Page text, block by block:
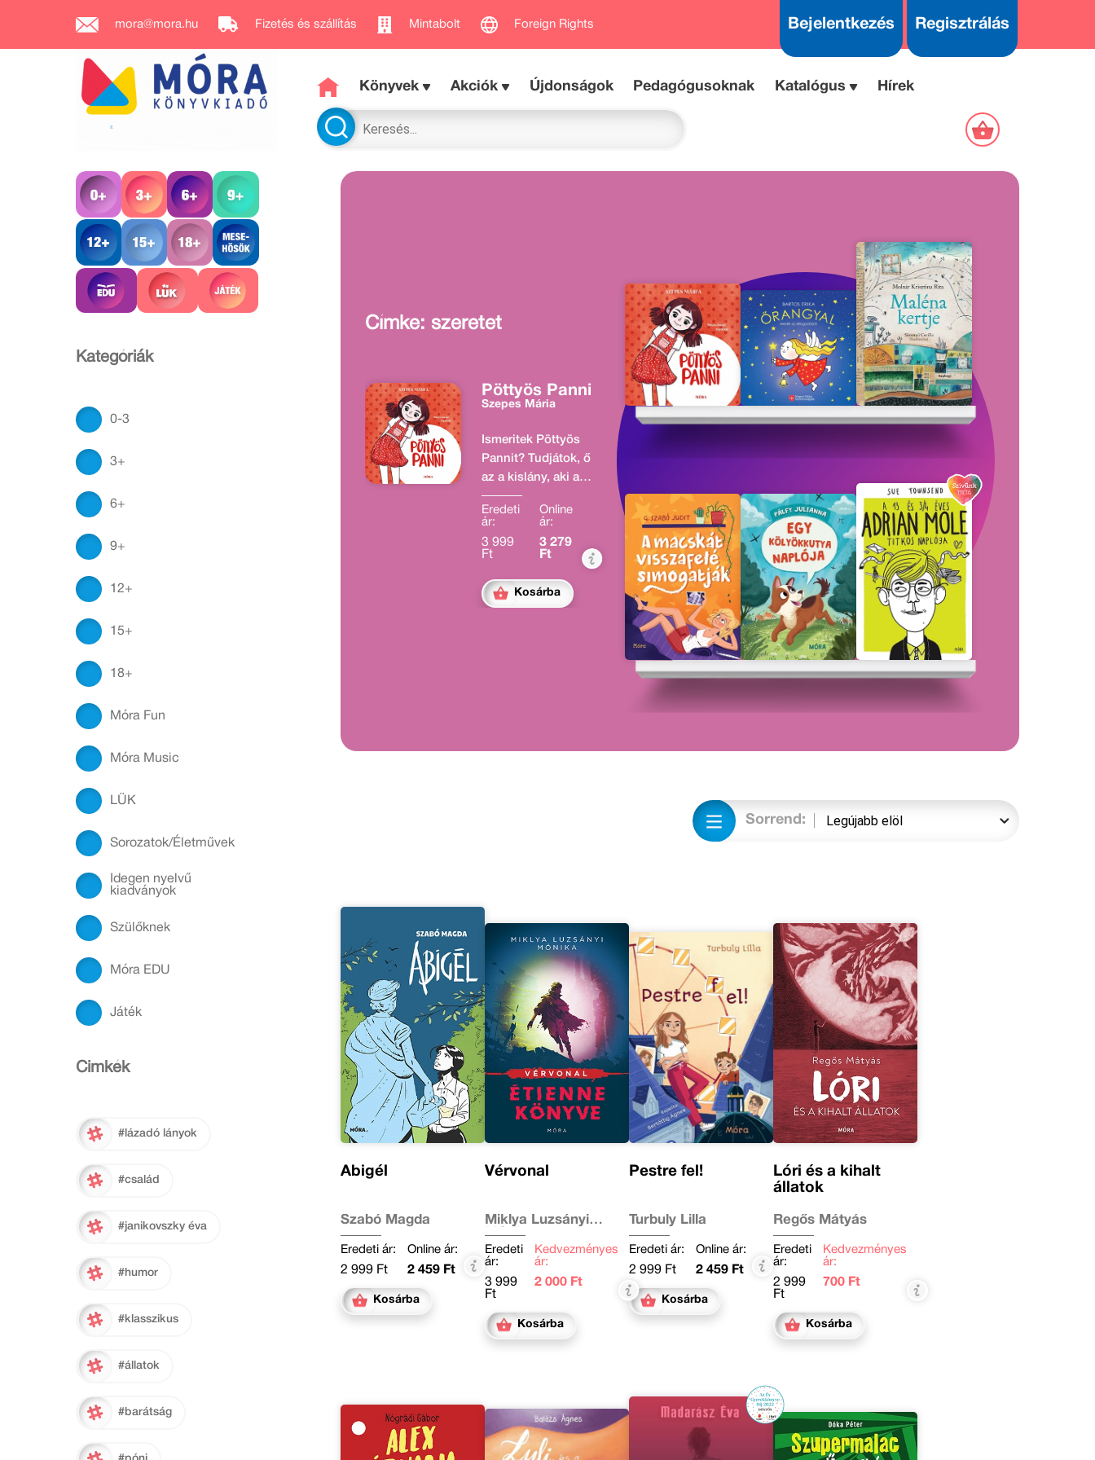
mora@mora.hu Fizetés és szállítás Mintabolt Foreign Rights Bejelentkezés Regisztrálás
Könyvek Akciók Újdonságok Pedagógusoknak Katalógus Hírek
Kategóriák
0-3
3+
6+
9+
12+
15+
18+
Móra Fun
Móra Music
LÜK
Sorozatok/Életművek
Idegen nyelvű
kiadványok
Szülőknek
Móra EDU
Játék
Cimkék
#lázadó lányok
#család
#janikovszky éva
#humor
#klasszikus
#állatok
#barátság
Címke: szeretet
Pöttyös Panni
Szepes Mária
Ismeritek Pöttyös
Pannit? Tudjátok, ő
az a kislány, aki a
bárányhimlős
pöttyeiről kapta a
nevét. De a betegség
csak a kalandok
Pannival, a
nagymamájával és a
Eredeti
ár:
3 999
Ft
Online
ár:
3 279
Ft
Kosárba
Sorrend:
Abigél
Szabó Magda
Eredeti ár:
2 999 Ft
Online ár:
2 459 Ft
Kosárba
Vérvonal
Miklya Luzsányi
Mónika
Eredeti
ár:
3 999
Ft
Kedvezményes
ár:
2 000 Ft
Kosárba
Pestre fel!
Turbuly Lilla
Eredeti ár:
2 999 Ft
Online ár:
2 459 Ft
Kosárba
Lóri és a kihalt
állatok
Regős Mátyás
Eredeti
ár:
2 999
Ft
Kedvezményes
ár:
700 Ft
Kosárba